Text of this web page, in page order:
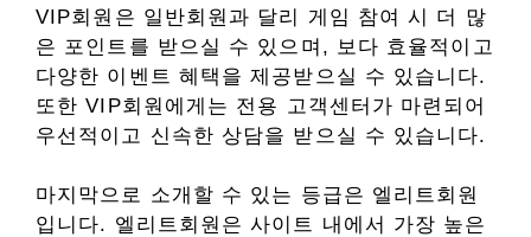
VIP회원은 일반회원과 달리 게임 참여 시 더 많
은 포인트를 받으실 수 있으며, 보다 효율적이고
다양한 이벤트 혜택을 제공받으실 수 있습니다.
또한 VIP회원에게는 전용 고객센터가 마련되어
우선적이고 신속한 상담을 받으실 수 있습니다.
마지막으로 소개할 수 있는 등급은 엘리트회원
입니다. 엘리트회원은 사이트 내에서 가장 높은